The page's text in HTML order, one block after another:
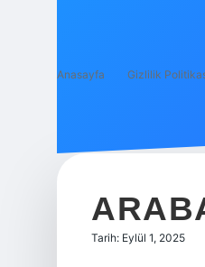
Anasayfa Gizlilik
Tarih: Eylül 1, 2025